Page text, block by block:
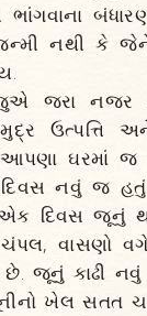
નથી કે જેને
જરા નજર
ઉત્પત્તિ
આપણા
નવું જ
દિવસ જૂનું
ચંપલ, વાસણો
જૂનું કાઢી નવું
ખેલ સતત